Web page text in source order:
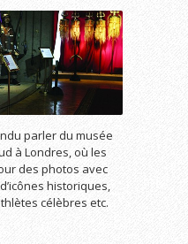
parler du musée
à Londres, où les
des photos avec
historiques,
célèbres etc.